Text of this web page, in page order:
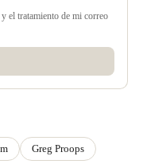
y el tratamiento de mi correo
Greg Proops